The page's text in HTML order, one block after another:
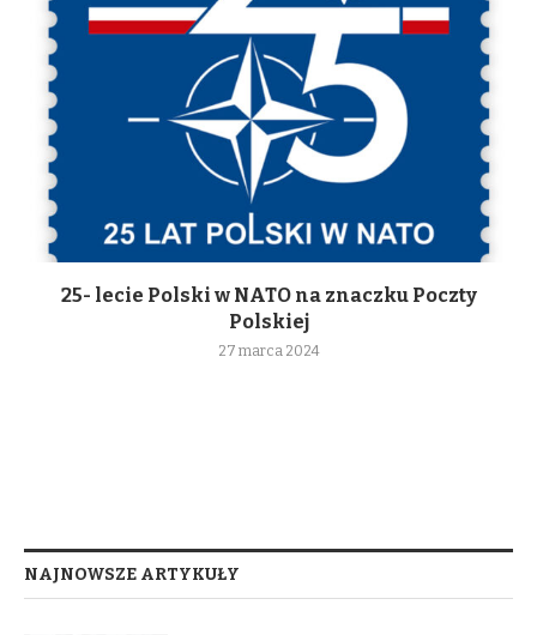
25- lecie Polski w NATO na znaczku Poczty
Polskiej
27 marca 2024
NAJNOWSZE ARTYKUŁY